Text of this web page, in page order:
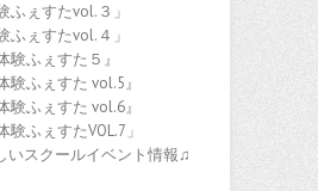
ふぇすたvol.３」
ふぇすたvol.４」
験ふぇすた５』
験ふぇすた vol.5』
験ふぇすた vol.6』
ふぇすたVOL.7」
いスクールイベント情報♫